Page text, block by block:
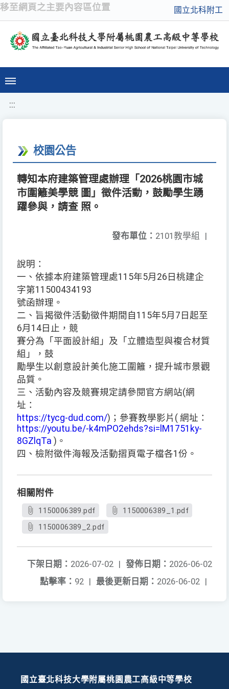
移至網頁之主要內容區位置 國立北科附工
:::
校園公告
轉知本府建築管理處辦理「2026桃園市城
市圍籬美學競 圖」徵件活動，鼓勵學生踴
躍參與，請查 照。
發布單位： 2101教學組 |
說明：
一、依據本府建築管理處115年5月26日桃建企
字第11500434193
號函辦理。
二、旨揭徵件活動徵件期間自115年5月7日起至
6月14日止，競
賽分為「平面設計組」及「立體造型與複合材質
組」，鼓
勵學生以創意設計美化施工圍籬，提升城市景觀
品質。
三、活動內容及競賽規定請參閱官方網站(網
址：
https://tycg-dud.com/)；參賽教學影片( 網址：
https://youtu.be/-k4mPO2ehds?si=lM1751ky-
8GZlqTa )。
四、檢附徵件海報及活動摺頁電子檔各1份。
相關附件
1150006389.pdf
1150006389_1.pdf
1150006389_2.pdf
發佈日期： 2026-06-02
下架日期： 2026-07-02 |
最後更新日期： 2026-06-02 |
點擊率： 92 |
國立臺北科技大學附屬桃園農工高級中等學校